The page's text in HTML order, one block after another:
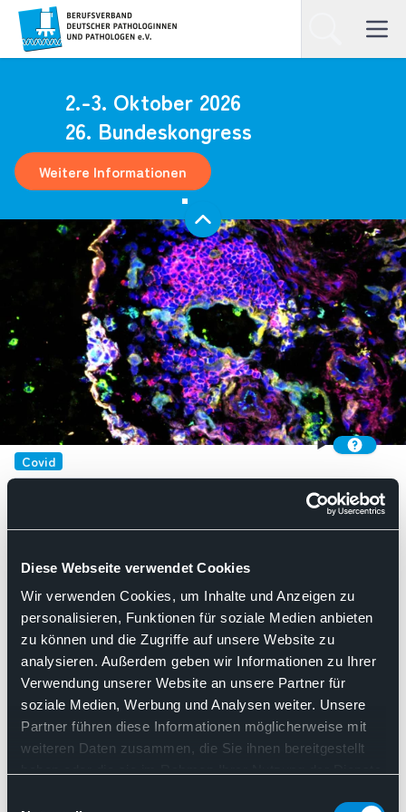
Diese Webseite verwendet Cookies
Wir verwenden Cookies, um Inhalte und Anzeigen zu
personalisieren, Funktionen für soziale Medien anbieten
zu können und die Zugriffe auf unsere Website zu
analysieren. Außerdem geben wir Informationen zu Ihrer
Verwendung unserer Website an unsere Partner für
soziale Medien, Werbung und Analysen weiter. Unsere
Partner führen diese Informationen möglicherweise mit
weiteren Daten zusammen, die Sie ihnen bereitgestellt
Homepage SuchenOpen
2.-3. Oktober 2026
26. Bundeskongress
Weitere Informationen
Covid
Covid
Kategorie:
BDP Nach Relevanz sortieren
06.04.2020
Gemeinsame Pressemitteilung des BDP und der
Deutschen Gesellschaft für Pathologie (DGP)
COVID-19-Verstorbene: Offene